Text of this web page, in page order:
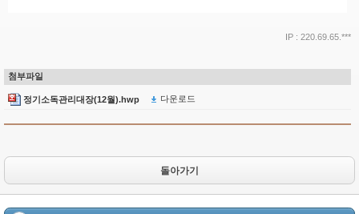
IP : 220.69.65.***
첨부파일
정기소독관리대장(12월).hwp 다운로드
돌아가기